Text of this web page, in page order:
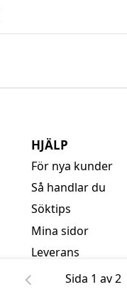
Sida 1 av 2
HJÄLP
För nya kunder
Så handlar du
Söktips
Mina sidor
Leverans
Betalning